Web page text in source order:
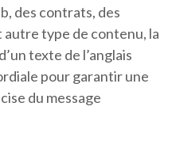
des contrats, des
autre type de contenu, la
texte de l’anglais
pour garantir une
du message